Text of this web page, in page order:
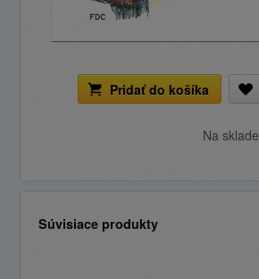
Pridať do košíka
Na sklade
Súvisiace produkty